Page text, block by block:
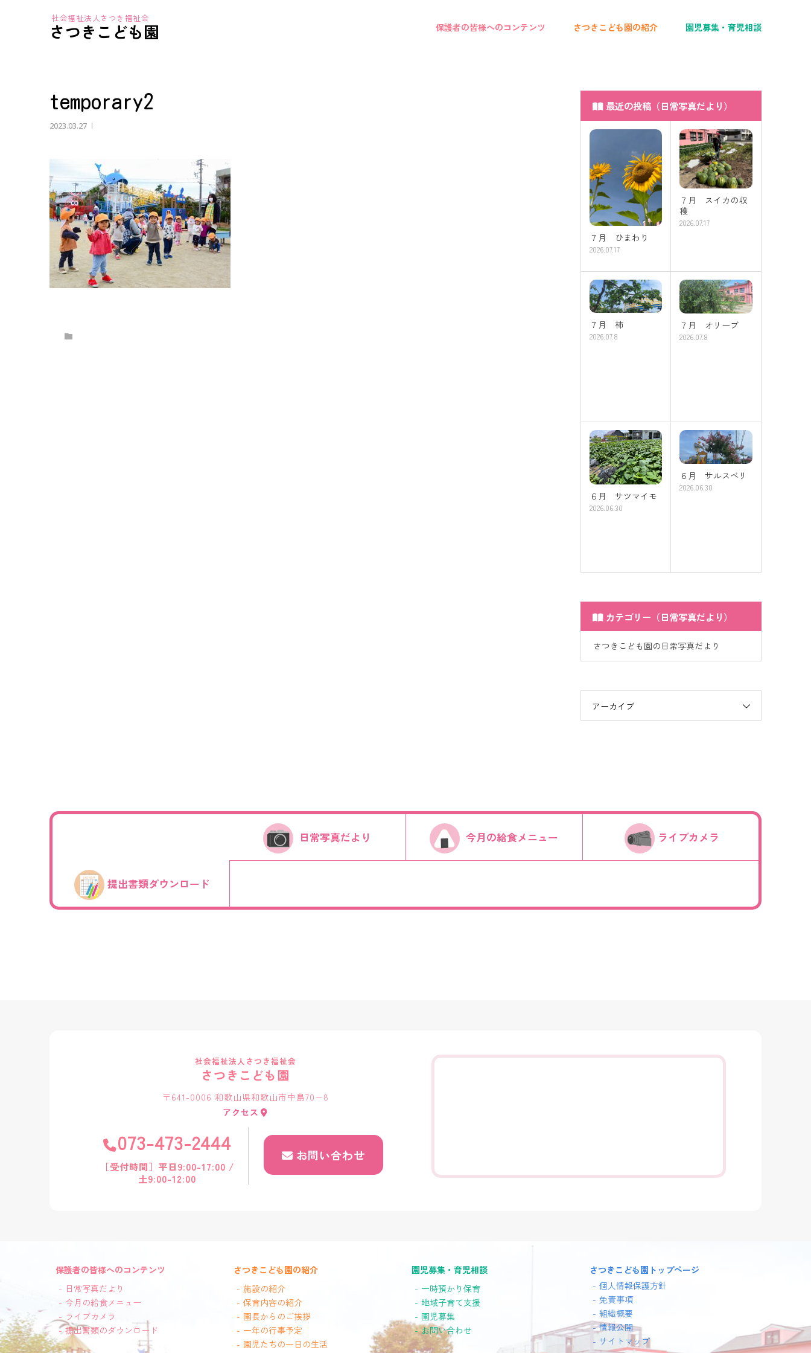
さつきこども園 保護者の皆様へのコンテンツ さつきこども園の紹介 園児募集・育児相談
temporary2
2023.03.27
最近の投稿（日常写真だより）
７月 ひまわり
2026.07.17
７月 スイカの収
穫
2026.07.17
７月 柿
2026.07.8
７月 オリーブ
2026.07.8
６月 サツマイモ
2026.06.30
６月 サルスベリ
2026.06.30
カテゴリー（日常写真だより）
さつきこども園の日常写真だより
アーカイブ
日常写真だより 今月の給食メニュー ライブカメラ
提出書類ダウンロード
社会福祉法人さつき福祉会
さつきこども園
〒641-0006 和歌山県和歌山市中島70−8
アクセス
073-473-2444
［受付時間］平日9:00-17:00 /
土9:00-12:00
お問い合わせ
保護者の皆様へのコンテンツ
日常写真だより
今月の給食メニュー
ライブカメラ
提出書類のダウンロード
さつきこども園の紹介
施設の紹介
保育内容の紹介
園長からのご挨拶
一年の行事予定
園児たちの一日の生活
園児募集・育児相談
一時預かり保育
地域子育て支援
園児募集
お問い合わせ
さつきこども園トップページ
個人情報保護方針
免責事項
組織概要
情報公開
サイトマップ